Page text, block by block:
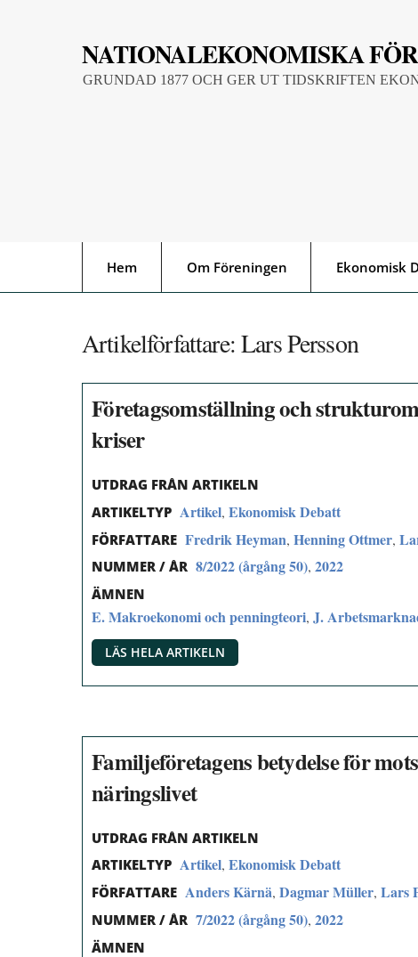
NATIONALEKONOMISKA
GRUNDAD 1877 OCH GER UT TIDSKRIFTEN
Hem Om Föreningen Ekonomisk
Artikelförfattare:Lars Persson
Företagsomställning och
kriser
UTDRAG FRÅN ARTIKELN
ARTIKELTYP Artikel, Ekonomisk Debatt
FÖRFATTARE Fredrik Heyman, Henning Ottmer,
NUMMER / ÅR 8/2022 (årgång 50), 2022
ÄMNEN
E. Makroekonomi och penningteori, J.
LÄS HELA ARTIKELN
Familjeföretagens betydelse för
näringslivet
UTDRAG FRÅN ARTIKELN
ARTIKELTYP Artikel, Ekonomisk Debatt
FÖRFATTARE Anders Kärnä, Dagmar Müller, Lars
NUMMER / ÅR 7/2022 (årgång 50), 2022
ÄMNEN